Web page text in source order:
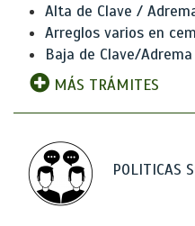
Alta de Clave /
Arreglos varios en
Baja de Clave/
MÁS TRÁMITES
POLITICAS